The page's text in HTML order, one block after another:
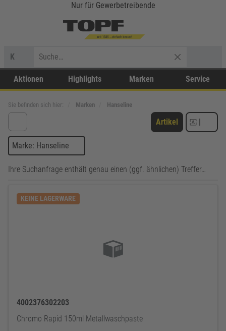
Nur für Gewerbetreibende
K
Aktionen Highlights Marken Service
Sie befinden sich hier: Marken Hanseline
Artikel |
Marke: Hanseline
Ihre Suchanfrage enthält genau einen (ggf. ähnlichen) Treffer…
KEINE LAGERWARE
4002376302203
Chromo Rapid 150ml Metallwaschpaste